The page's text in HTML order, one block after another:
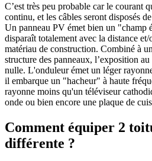
C’est très peu probable car le courant
continu, et les câbles seront disposés
Un panneau PV émet bien un "champ
disparaît totalement avec la distance
matériau de construction. Combiné à
structure des panneaux, l’exposition
nulle. L'onduleur émet un léger
il embarque un "hacheur" à haute
rayonne moins qu'un téléviseur
onde ou bien encore une plaque de
Comment équiper 2
différente ?